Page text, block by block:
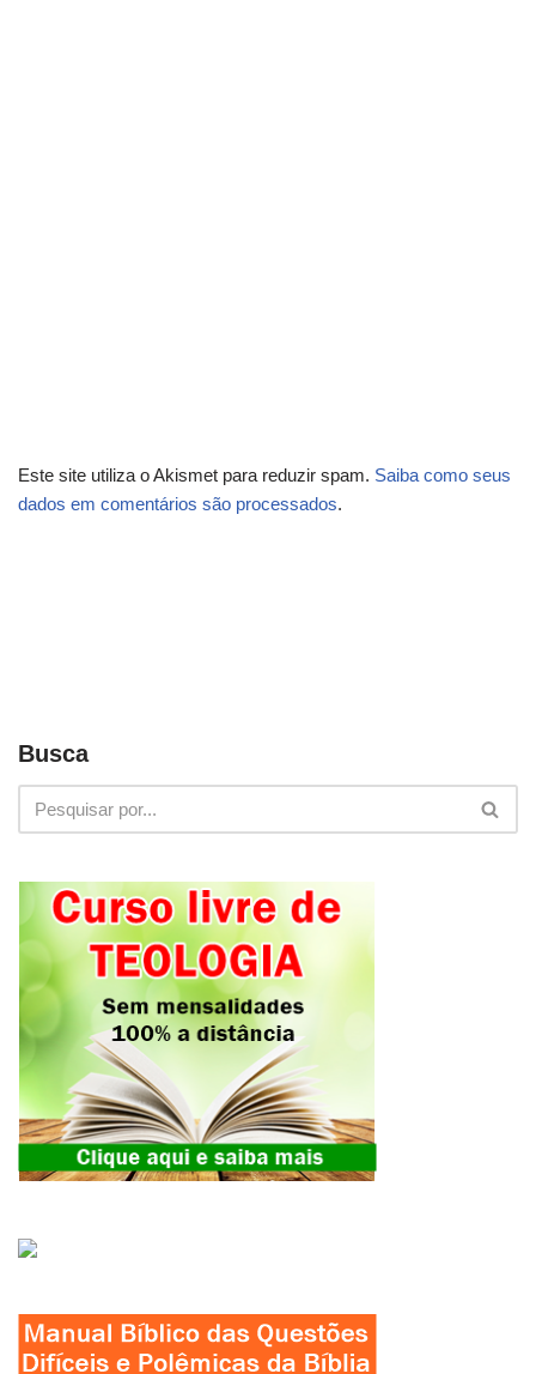
Este site utiliza o Akismet para reduzir spam. Saiba como seus
dados em comentários são processados.
Busca